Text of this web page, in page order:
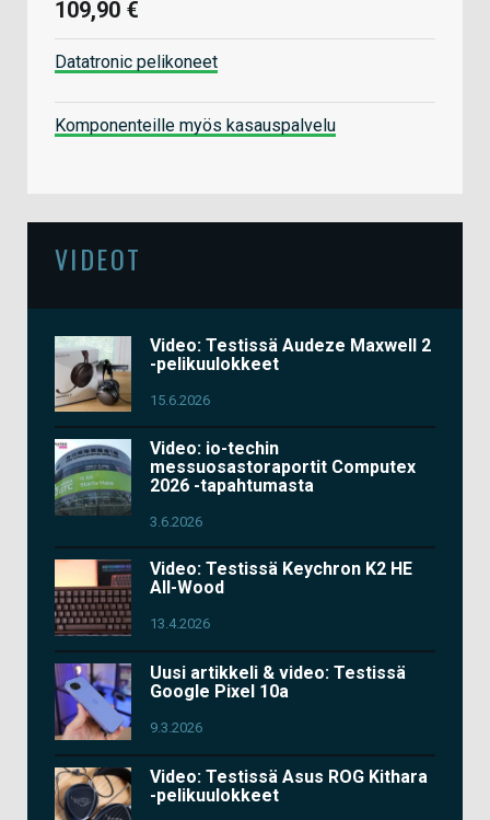
109,90 €
Datatronic pelikoneet
Komponenteille myös kasauspalvelu
VIDEOT
Video: Testissä Audeze Maxwell 2
-pelikuulokkeet
15.6.2026
Video: io-techin
messuosastoraportit Computex
2026 -tapahtumasta
3.6.2026
Video: Testissä Keychron K2 HE
All-Wood
13.4.2026
Uusi artikkeli & video: Testissä
Google Pixel 10a
9.3.2026
Video: Testissä Asus ROG Kithara
-pelikuulokkeet